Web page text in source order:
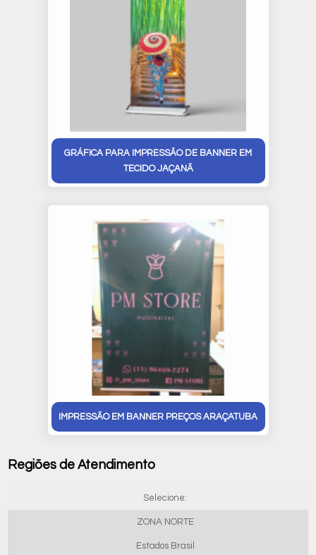
GRÁFICA PARA IMPRESSÃO DE BANNER EM
TECIDO JAÇANÃ
IMPRESSÃO EM BANNER PREÇOS ARAÇATUBA
Regiões de Atendimento
Selecione:
ZONA NORTE
Estados Brasil